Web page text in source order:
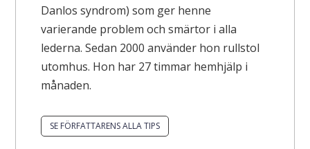
Danlos syndrom) som ger henne
varierande problem och smärtor i alla
lederna. Sedan 2000 använder hon rullstol
utomhus. Hon har 27 timmar hemhjälp i
månaden.
SE FÖRFATTARENS ALLA TIPS